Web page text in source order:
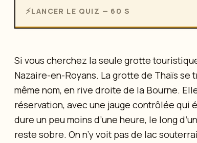
LANCER LE QUIZ — 60 S
Si vous cherchez la seule grotte
Nazaire-en-Royans. La grotte de Thaïs se
même nom, en rive droite de la Bourne.
réservation, avec une jauge contrôlée qui
dure un peu moins d’une heure, le long
reste sobre. On n’y voit pas de lac